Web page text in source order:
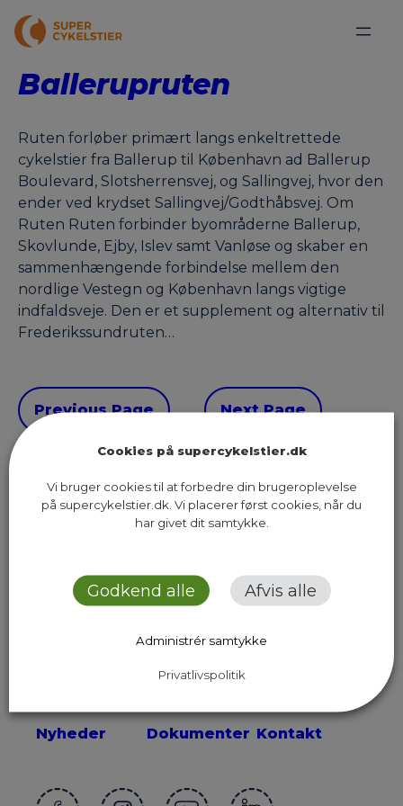
Ballerupruten
Ruten forløber primært langs enkeltrettede
cykelstier fra Ballerup til København ad Ballerup
Boulevard, Slotsherrensvej, og Sallingvej, hvor den
ender ved krydset Sallingvej/Godthåbsvej. Om
Ruten Ruten forbinder byområderne Ballerup,
Skovlunde, Ejby, Islev samt Vanløse og skaber en
sammenhængende forbindelse mellem den
nordlige Vestegn og København langs vigtige
indfaldsveje. Den er et supplement og alternativ til
Frederikssundruten…
Previous Page Next Page
2300 København S
Send os en email
Nyheder Dokumenter Kontakt
Cookies på supercykelstier.dk
Vi bruger cookies til at forbedre din brugeroplevelse
på supercykelstier.dk. Vi placerer først cookies, når du
har givet dit samtykke.
Godkend alle Afvis alle
Administrér samtykke
Privatlivspolitik